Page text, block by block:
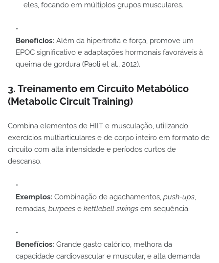
eles, focando em múltiplos grupos musculares.
Benefícios: Além da hipertrofia e força, promove um
EPOC significativo e adaptações hormonais favoráveis à
queima de gordura (Paoli et al., 2012).
3. Treinamento em Circuito Metabólico
(Metabolic Circuit Training)
Combina elementos de HIIT e musculação, utilizando
exercícios multiarticulares e de corpo inteiro em formato de
circuito com alta intensidade e períodos curtos de
descanso.
Exemplos: Combinação de agachamentos, push-ups,
remadas, burpees e kettlebell swings em sequência.
Benefícios: Grande gasto calórico, melhora da
capacidade cardiovascular e muscular, e alta demanda